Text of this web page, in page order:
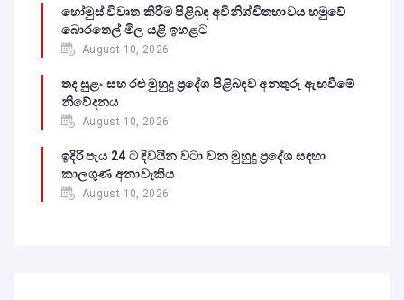
හෝමුස් විවෘත කිරීම පිළිබඳ අවිනිශ්චිතභාවය හමුවේ
බොරතෙල් මිල යළි ඉහළට
August 10, 2026
තද සුළං සහ රළු මුහුදු ප්‍රදේශ පිළිබඳව අනතුරු ඇඟවීමේ
නිවේදනය
August 10, 2026
ඉදිරි පැය 24 ට දිවයින වටා වන මුහුදු ප්‍රදේශ සඳහා
කාලගුණ අනාවැකිය
August 10, 2026